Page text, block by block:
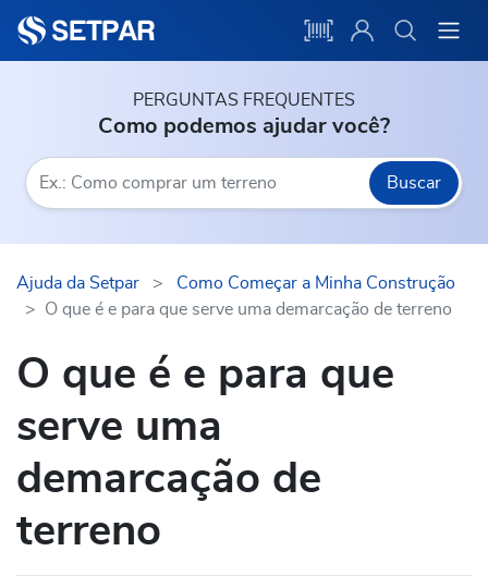
PERGUNTAS FREQUENTES
Como podemos ajudar você?
Buscar
Ajuda da Setpar >
Como Começar a Minha Construção
>
O que é e para que serve uma demarcação de terreno
O que é e para que
serve uma
demarcação de
terreno